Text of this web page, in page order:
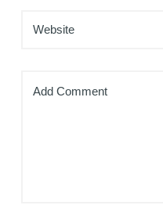
Website
Add Comment